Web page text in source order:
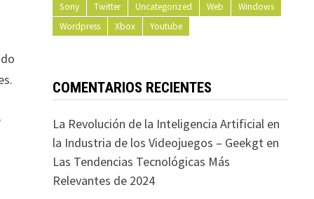
Sony
Twitter Uncategorized Web
Windows
Wordpress
Xbox Youtube
COMENTARIOS RECIENTES
La Revolución de la Inteligencia Artificial en
la Industria de los Videojuegos – Geekgten
Las Tendencias Tecnológicas Más
Relevantes de 2024